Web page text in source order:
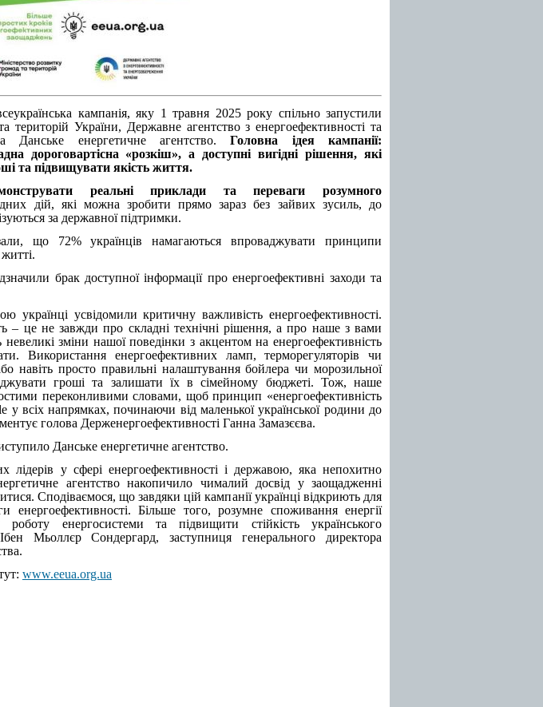
кампанія, яку 1 травня 2025 року спільно запустили
територій України, Державне агентство з енергоефективності та
Данське енергетичне агентство.Головна ідея кампанії:
дороговартісна «розкіш», а доступні вигідні рішення, які
та підвищувати якість життя.
реальні приклади та переваги розумного
дій, які можна зробити прямо зараз без зайвих зусиль, до
за державної підтримки.
що 72% українців намагаються впроваджувати принципи
брак доступної інформації про енергоефективні заходи та
українці усвідомили критичну важливість енергоефективності.
– це не завжди про складні технічні рішення, а про наше з вами
зміни нашої поведінки з акцентом на енергоефективність
Використання енергоефективних ламп, терморегуляторів чи
навіть просто правильні налаштування бойлера чи морозильної
гроші та залишати їх в сімейному бюджеті. Тож, наше
переконливими словами, щоб принцип «енергоефективність
всіх напрямках, починаючи від маленької української родини до
голова Держенергоефективності Ганна Замазєєва.
Данське енергетичне агентство.
лідерів у сфері енергоефективності і державою, яка непохитно
агентство накопичило чималий досвід у заощадженні
Сподіваємося, що завдяки цій кампанії українці відкриють для
енергоефективності. Більше того, розумне споживання енергії
роботу енергосистеми та підвищити стійкість українського
Мьоллєр Сондергард, заступниця генерального директора
www.eeua.org.ua